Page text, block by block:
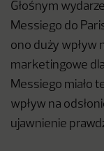
Głośnym
Messiego do
ono duży wpływ
marketingowe
Messiego miało
wpływ na
ujawnienie